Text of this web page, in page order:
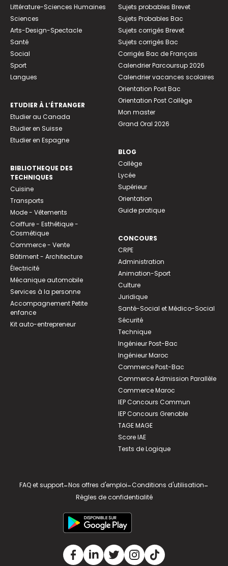
Littérature-Sciences Humaines
Sciences
Arts-Design-Spectacle
Santé
Social
Sport
Langues
ETUDIER À L’ÉTRANGER
Etudier au Canada
Etudier en Suisse
Etudier en Espagne
BIBLIOTHEQUE DES
TECHNIQUES
Cuisine
Transports
Mode - Vêtements
Coiffure - Esthétique -
Cosmétique
Commerce - Vente
Bâtiment - Architecture
Électricité
Mécanique automobile
Services à la personne
Accompagnement Petite
enfance
Kit auto-entrepreneur
Sujets probables Brevet
Sujets Probables Bac
Sujets corrigés Brevet
Sujets corrigés Bac
Corrigés Bac de Français
Calendrier Parcoursup 2026
Calendrier vacances scolaires
Orientation Post Bac
Orientation Post Collège
Mon master
Grand Oral 2026
BLOG
Collège
Lycée
Supérieur
Orientation
Guide pratique
CONCOURS
CRPE
Administration
Animation-Sport
Culture
Juridique
Santé-Social et Médico-Social
Sécurité
Technique
Ingénieur Post-Bac
Ingénieur Maroc
Commerce Post-Bac
Commerce Admission Parallèle
Commerce Maroc
IEP Concours Commun
IEP Concours Grenoble
TAGE MAGE
Score IAE
Tests de Logique
FAQ et support-Nos offres d'emploi-Conditions d'utilisation-
Règles de confidentialité